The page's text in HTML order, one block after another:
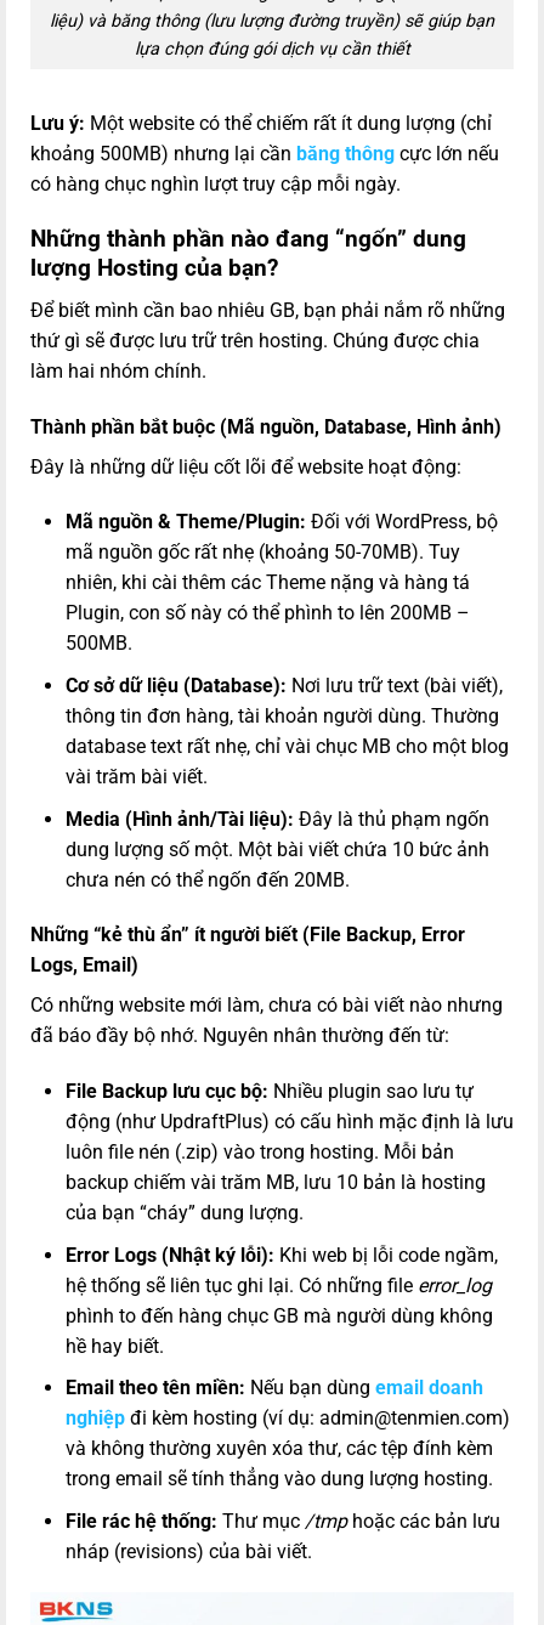
liệu) và băng thông (lưu lượng đường truyền) sẽ giúp bạn
lựa chọn đúng gói dịch vụ cần thiết
Lưu ý: Một website có thể chiếm rất ít dung lượng (chỉ
khoảng 500MB) nhưng lại cần băng thông cực lớn nếu
có hàng chục nghìn lượt truy cập mỗi ngày.
Những thành phần nào đang “ngốn” dung
lượng Hosting của bạn?
Để biết mình cần bao nhiêu GB, bạn phải nắm rõ những
thứ gì sẽ được lưu trữ trên hosting. Chúng được chia
làm hai nhóm chính.
Thành phần bắt buộc (Mã nguồn, Database, Hình ảnh)
Đây là những dữ liệu cốt lõi để website hoạt động:
Mã nguồn & Theme/Plugin: Đối với WordPress, bộ
mã nguồn gốc rất nhẹ (khoảng 50-70MB). Tuy
nhiên, khi cài thêm các Theme nặng và hàng tá
Plugin, con số này có thể phình to lên 200MB –
500MB.
Cơ sở dữ liệu (Database): Nơi lưu trữ text (bài viết),
thông tin đơn hàng, tài khoản người dùng. Thường
database text rất nhẹ, chỉ vài chục MB cho một blog
vài trăm bài viết.
Media (Hình ảnh/Tài liệu): Đây là thủ phạm ngốn
dung lượng số một. Một bài viết chứa 10 bức ảnh
chưa nén có thể ngốn đến 20MB.
Những “kẻ thù ẩn” ít người biết (File Backup, Error
Logs, Email)
Có những website mới làm, chưa có bài viết nào nhưng
đã báo đầy bộ nhớ. Nguyên nhân thường đến từ:
File Backup lưu cục bộ: Nhiều plugin sao lưu tự
động (như UpdraftPlus) có cấu hình mặc định là lưu
luôn file nén (.zip) vào trong hosting. Mỗi bản
backup chiếm vài trăm MB, lưu 10 bản là hosting
của bạn “cháy” dung lượng.
Error Logs (Nhật ký lỗi): Khi web bị lỗi code ngầm,
hệ thống sẽ liên tục ghi lại. Có những file error_log
phình to đến hàng chục GB mà người dùng không
hề hay biết.
Email theo tên miền: Nếu bạn dùng email doanh
nghiệp đi kèm hosting (ví dụ: admin@tenmien.com)
và không thường xuyên xóa thư, các tệp đính kèm
trong email sẽ tính thẳng vào dung lượng hosting.
File rác hệ thống: Thư mục /tmphoặc các bản lưu
nháp (revisions) của bài viết.